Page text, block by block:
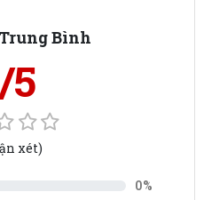
Bình
5
xét)
0%